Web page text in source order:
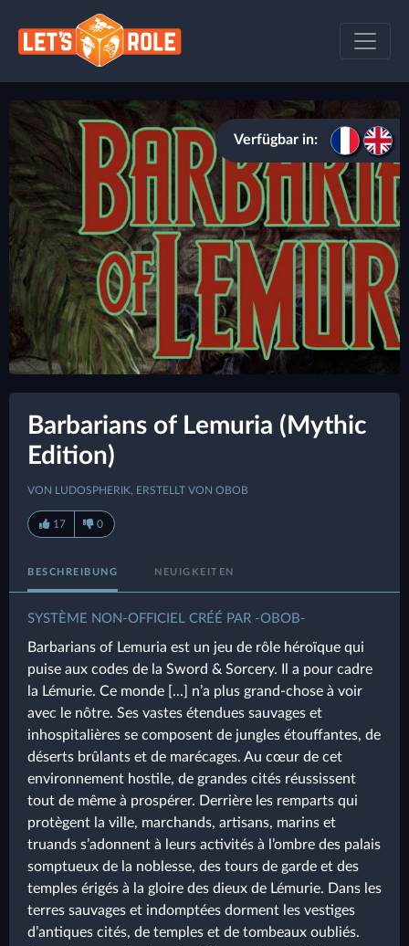
Verfügbar in:
Barbarians of Lemuria (Mythic
Edition)
VON LUDOSPHERIK, ERSTELLT VON OBOB
17 0
BESCHREIBUNG NEUIGKEITEN
SYSTÈME NON-OFFICIEL CRÉÉ PAR -OBOB-
Barbarians of Lemuria est un jeu de rôle héroïque qui
puise aux codes de la Sword & Sorcery. Il a pour cadre
la Lémurie. Ce monde [...] n’a plus grand-chose à voir
avec le nôtre. Ses vastes étendues sauvages et
inhospitalières se composent de jungles étouffantes, de
déserts brûlants et de marécages. Au cœur de cet
environnement hostile, de grandes cités réussissent
tout de même à prospérer. Derrière les remparts qui
protègent la ville, marchands, artisans, marins et
truands s’adonnent à leurs activités à l’ombre des palais
somptueux de la noblesse, des tours de garde et des
temples érigés à la gloire des dieux de Lémurie. Dans les
terres sauvages et indomptées dorment les vestiges
d’antiques cités, de temples et de tombeaux oubliés.